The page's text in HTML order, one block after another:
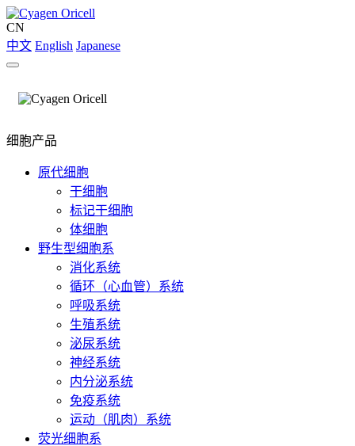
CN
中文 English Japanese
细胞产品
原代细胞
干细胞
标记干细胞
体细胞
野生型细胞系
消化系统
循环（心血管）系统
呼吸系统
生殖系统
泌尿系统
神经系统
内分泌系统
免疫系统
运动（肌肉）系统
荧光细胞系